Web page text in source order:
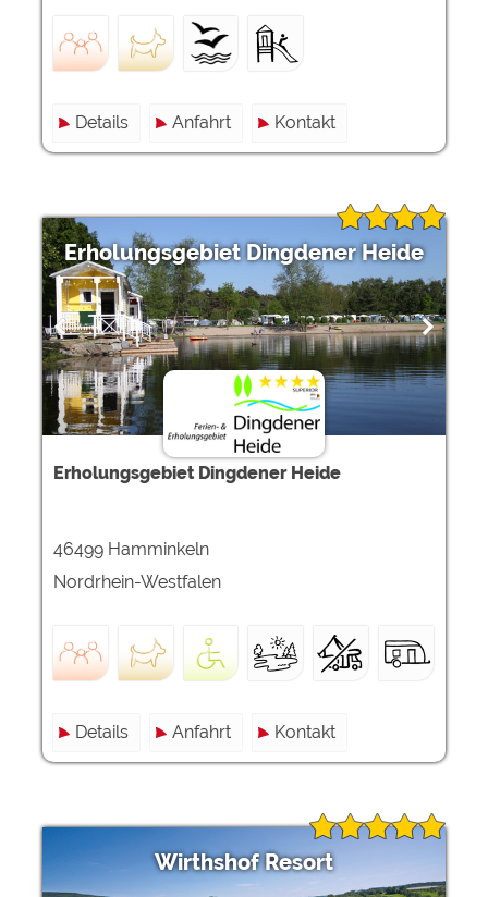
Details Anfahrt Kontakt
Erholungsgebiet Dingdener Heide
Erholungsgebiet Dingdener Heide
46499 Hamminkeln
Nordrhein-Westfalen
Details Anfahrt Kontakt
Wirthshof Resort